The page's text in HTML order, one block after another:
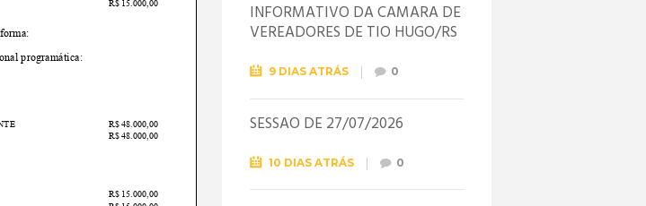
INFORMATIVO DA CÂMARA DE
VEREADORES DE TIO HUGO/RS
9 DIAS ATRÁS 0
SESSÃO DE 27/07/2026
10 DIAS ATRÁS 0